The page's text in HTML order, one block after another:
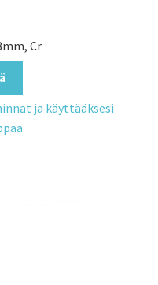
Cr
ja käyttääksesi